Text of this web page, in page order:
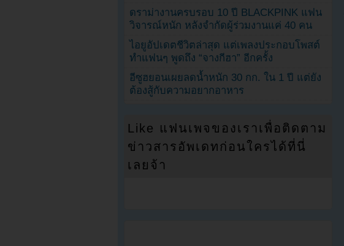
ดราม่างานครบรอบ 10 ปี BLACKPINK แฟน
วิจารณ์หนัก หลังจำกัดผู้ร่วมงานแค่ 40 คน
ไอยูอัปเดตชีวิตล่าสุด แต่เพลงประกอบโพสต์
ทำแฟนๆ พูดถึง “จางกีฮา” อีกครั้ง
อีซูฮยอนเผยลดน้ำหนัก 30 กก. ใน 1 ปี แต่ยัง
ต้องสู้กับความอยากอาหาร
Like แฟนเพจของเราเพื่อติดตาม
ข่าวสารอัพเดทก่อนใครได้ที่นี่
เลยจ้า